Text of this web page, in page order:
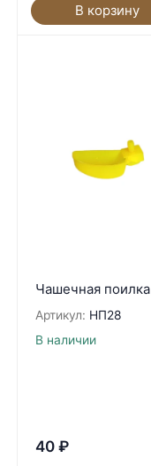
В корзину
Чашечная поилка
Артикул: НП28
В наличии
40 ₽